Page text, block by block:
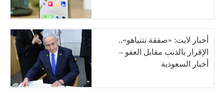
أخبار لايت: «صفقة نتنياهو»..
الإقرار بالذنب مقابل العفو –
أخبار السعودية